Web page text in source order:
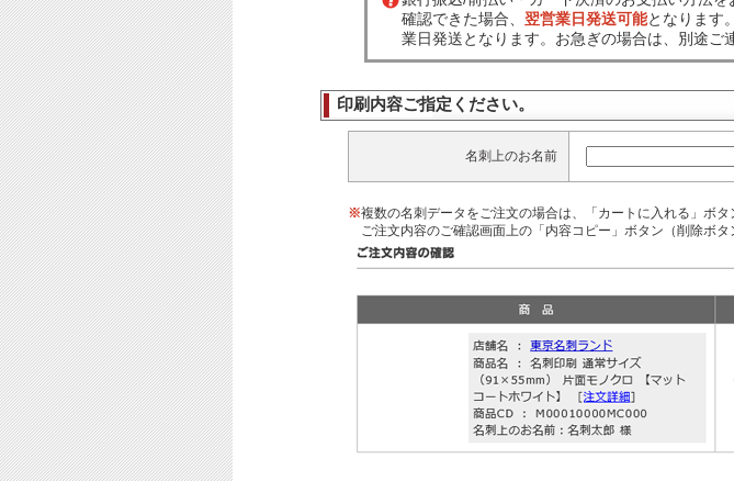
確認できた場合、 翌営業日発送可能となります
業日発送となります。お急ぎの場合は、別途ご
印刷内容ご指定ください。
名刺上のお名前
※複数の名刺データをご注文の場合は、「カートに入れる」ボタ
ご注文内容のご確認画面上の「内容コピー」ボタン（削除ボタ